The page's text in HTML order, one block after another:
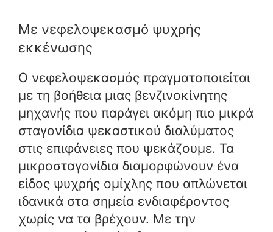
Με νεφελοψεκασμό ψυχρής
εκκένωσης
Ο νεφελοψεκασμός πραγματοποιείται
με τη βοήθεια μιας βενζινοκίνητης
μηχανής που παράγει ακόμη πιο μικρά
σταγονίδια ψεκαστικού διαλύματος
στις επιφάνειες που ψεκάζουμε. Τα
μικροσταγονίδια διαμορφώνουν ένα
είδος ψυχρής ομίχλης που απλώνεται
ιδανικά στα σημεία ενδιαφέροντος
χωρίς να τα βρέχουν. Με την